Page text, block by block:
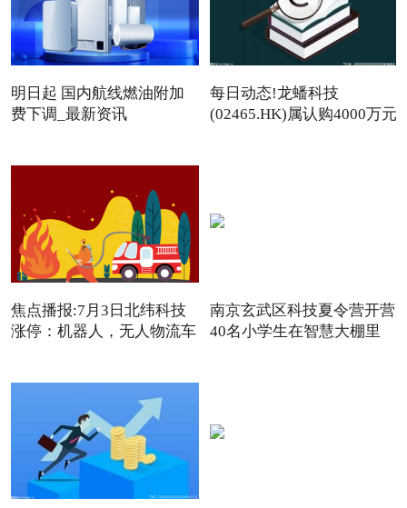
明日起 国内航线燃油附加
费下调_最新资讯
每日动态!龙蟠科技
(02465.HK)属认购4000万元
焦点播报:7月3日北纬科技
涨停：机器人，无人物流车
南京玄武区科技夏令营开营
40名小学生在智慧大棚里